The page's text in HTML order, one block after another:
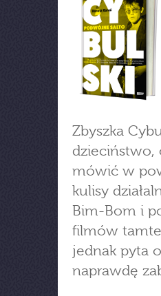
Zbyszka
dzieciństwo,
mówić w
kulisy
Bim-Bom i
filmów
jednak pyta
naprawdę